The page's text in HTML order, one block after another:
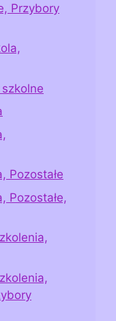
Przybory
Pozostałe
Pozostałe,